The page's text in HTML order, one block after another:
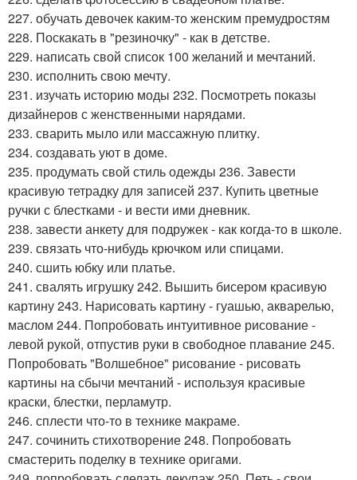
227. обучать девочек каким-то женским премудростям
228. Поскакать в "резиночку" - как в детстве.
229. написать свой список 100 желаний и мечтаний.
230. исполнить свою мечту.
231. изучать историю моды 232. Посмотреть показы
дизайнеров с женственными нарядами.
233. сварить мыло или массажную плитку.
234. создавать уют в доме.
235. продумать свой стиль одежды 236. Завести
красивую тетрадку для записей 237. Купить цветные
ручки с блестками - и вести ими дневник.
238. завести анкету для подружек - как когда-то в школе.
239. связать что-нибудь крючком или спицами.
240. сшить юбку или платье.
241. свалять игрушку 242. Вышить бисером красивую
картину 243. Нарисовать картину - гуашью, акварелью,
маслом 244. Попробовать интуитивное рисование -
левой рукой, отпустив руки в свободное плавание 245.
Попробовать "Волшебное" рисование - рисовать
картины на сбычи мечтаний - используя красивые
краски, блестки, перламутр.
246. сплести что-то в технике макраме.
247. сочинить стихотворение 248. Попробовать
смастерить поделку в технике оригами.